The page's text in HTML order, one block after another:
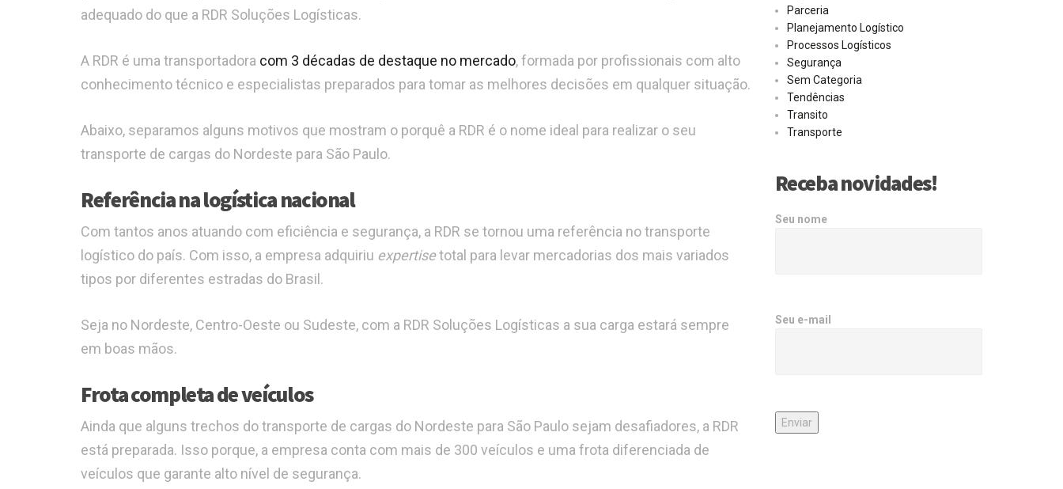
adequado do que a RDR Soluções Logísticas.
A RDR é uma transportadora com 3 décadas de destaque no mercado, formada por profissionais com alto
conhecimento técnico e especialistas preparados para tomar as melhores decisões em qualquer situação.
Abaixo, separamos alguns motivos que mostram o porquê a RDR é o nome ideal para realizar o seu
transporte de cargas do Nordeste para São Paulo.
Referência na logística nacional
Com tantos anos atuando com eficiência e segurança, a RDR se tornou uma referência no transporte
logístico do país. Com isso, a empresa adquiriu expertisetotal para levar mercadorias dos mais variados
tipos por diferentes estradas do Brasil.
Seja no Nordeste, Centro-Oeste ou Sudeste, com a RDR Soluções Logísticas a sua carga estará sempre
em boas mãos.
Frota completa de veículos
Ainda que alguns trechos do transporte de cargas do Nordeste para São Paulo sejam desafiadores, a RDR
está preparada. Isso porque, a empresa conta com mais de 300 veículos e uma frota diferenciada de
veículos que garante alto nível de segurança.
Parceria
Planejamento Logístico
Processos Logísticos
Segurança
Sem Categoria
Tendências
Transito
Transporte
Receba novidades!
Seu nome
Seu e-mail